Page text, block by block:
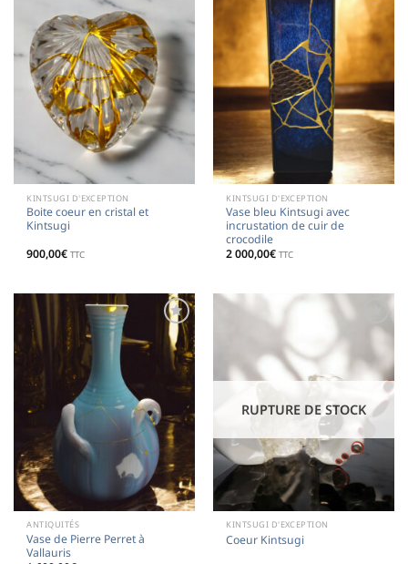
à la
liste de
souhaits
KINTSUGI D'EXCEPTION
Boite coeur en cristal et
Kintsugi
900,00€ TTC
Ajouter
à la
liste de
souhaits
KINTSUGI D'EXCEPTION
Vase bleu Kintsugi avec
incrustation de cuir de
crocodile
2 000,00€ TTC
Ajouter
à la
liste de
souhaits
ANTIQUITÉS
Vase de Pierre Perret à
Vallauris
Ajouter
souhaits
RUPTURE DE STOCK
KINTSUGI D'EXCEPTION
Coeur Kintsugi